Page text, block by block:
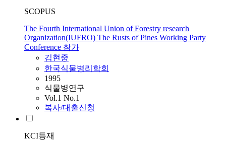
SCOPUS
The Fourth International Union of Forestry research
Organization(IUFRO) The Rusts of Pines Working Party
Conference 참가
김현중
한국식물병리학회
1995
식물병연구
Vol.1 No.1
복사/대출신청
KCI등재